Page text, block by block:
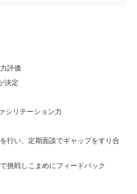
評価
決定
シリテーション力
行い、定期面談でギャップをすり合
挑戦しこまめにフィードバック